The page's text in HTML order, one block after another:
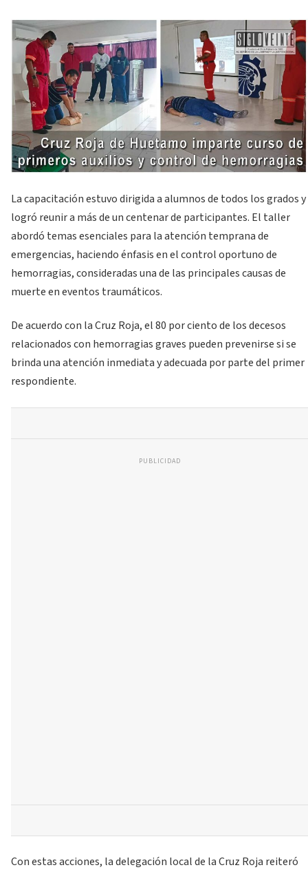
La capacitación estuvo dirigida a alumnos de todos los grados y
logró reunir a más de un centenar de participantes. El taller
abordó temas esenciales para la atención temprana de
emergencias, haciendo énfasis en el control oportuno de
hemorragias, consideradas una de las principales causas de
muerte en eventos traumáticos.
De acuerdo con la Cruz Roja, el 80 por ciento de los decesos
relacionados con hemorragias graves pueden prevenirse si se
brinda una atención inmediata y adecuada por parte del primer
respondiente.
PUBLICIDAD
Con estas acciones, la delegación local de la Cruz Roja reiteró